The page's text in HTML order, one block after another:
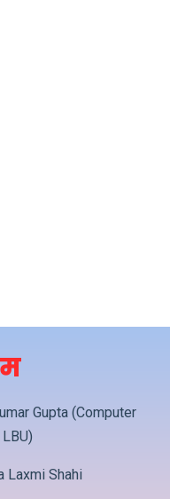
Gupta (Computer
Laxmi Shahi